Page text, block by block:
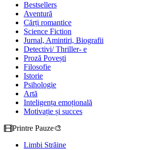
Bestsellers
Aventură
Cărți romantice
Science Fiction
Jurnal, Amintiri, Biografii
Detectivi/ Thriller- e
Proză Povești
Filosofie
Istorie
Psihologie
Artă
Inteligența emoțională
Motivație și succes
Printre Pauze🎨
Limbi Străine